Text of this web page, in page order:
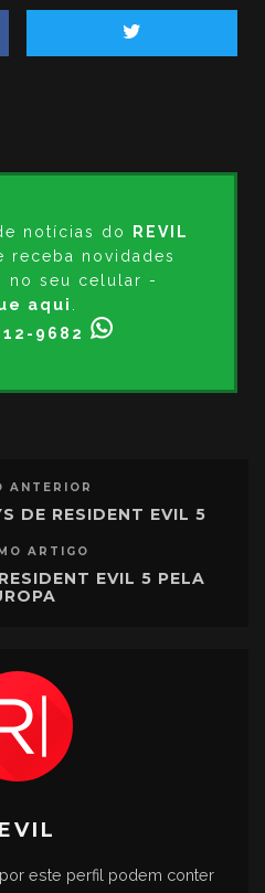
notícias do
REVIL
receba novidades
no seu celular -
aqui
9682
ANTERIOR
DE RESIDENT EVIL 5
ARTIGO
EVIL 5 PELA
este perfil podem conter